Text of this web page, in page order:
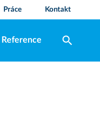
Práce Kontakt
Reference search